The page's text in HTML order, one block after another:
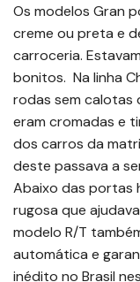
Os modelos Gran
creme ou preta e
carroceria.
bonitos. Na linha
rodas sem calotas
eram cromadas e
dos carros da
deste passava a
Abaixo das portas
rugosa que
modelo R/T
automática e
inédito no Brasil